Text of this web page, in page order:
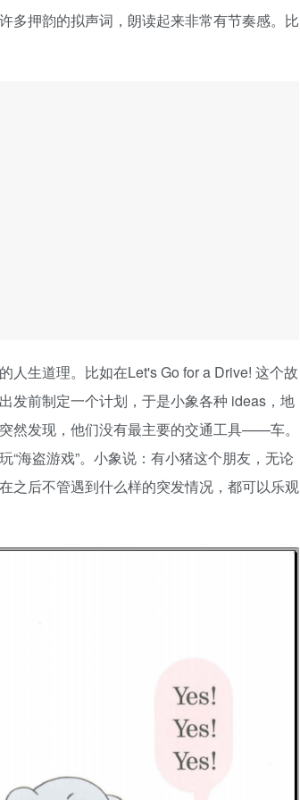
多押韵的拟声词，朗读起来非常有节奏感。比
人生道理。比如在Let's Go for a Drive! 这个故
发前制定一个计划，于是小象各种 ideas，地
然发现，他们没有最主要的交通工具——车。
海盗游戏”。小象说：有小猪这个朋友，无论
之后不管遇到什么样的突发情况，都可以乐观